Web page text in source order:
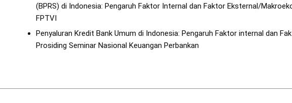
(BPRS) di Indonesia: Pengaruh Faktor Internal dan Faktor Eksternal/
FPTVI
Penyaluran Kredit Bank Umum di Indonesia: Pengaruh Faktor internal dan
Prosiding Seminar Nasional Keuangan Perbankan